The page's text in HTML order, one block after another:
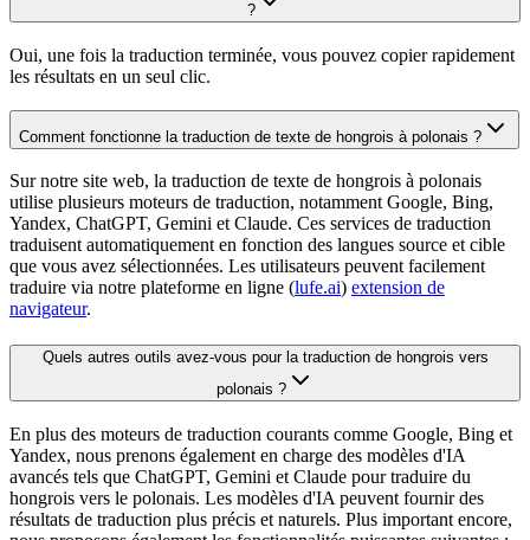
?
Oui, une fois la traduction terminée, vous pouvez copier rapidement
les résultats en un seul clic.
Comment fonctionne la traduction de texte de hongrois à polonais ?
Sur notre site web, la traduction de texte de hongrois à polonais
utilise plusieurs moteurs de traduction, notamment Google, Bing,
Yandex, ChatGPT, Gemini et Claude. Ces services de traduction
traduisent automatiquement en fonction des langues source et cible
que vous avez sélectionnées. Les utilisateurs peuvent facilement
traduire via notre plateforme en ligne (lufe.ai) extension de
navigateur.
Quels autres outils avez-vous pour la traduction de hongrois vers
polonais ?
En plus des moteurs de traduction courants comme Google, Bing et
Yandex, nous prenons également en charge des modèles d'IA
avancés tels que ChatGPT, Gemini et Claude pour traduire du
hongrois vers le polonais. Les modèles d'IA peuvent fournir des
résultats de traduction plus précis et naturels. Plus important encore,